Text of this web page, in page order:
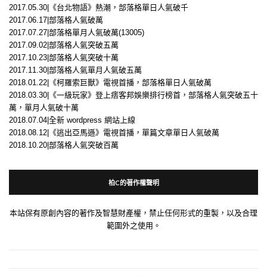
2017.05.30|《台北物語》熱潮，部落格單日人氣破千
2017.06.17|部落格人氣破萬
2017.07.27|部落格單月人氣破萬(13005)
2017.09.02|部落格人氣突破五萬
2017.10.23|部落格人氣突破十萬
2017.11.30|部落格人氣單月人氣破五萬
2018.01.22|《柯羅索巨獸》電視首播，部落格單日人氣破萬
2018.03.30|《一級玩家》登上痞客邦娛樂排行榜首，部落格人氣突破五十
萬，單月人氣破十萬
2018.07.04|全新 wordpress 網站上線
2018.08.12|《逃出亞馬遜》電視首播，單篇文章單日人氣破萬
2018.10.20|部落格人氣突破百萬
柏C的著作權聲明
本站保有原創內容的著作及智慧財產權，禁止任何形式的重製，以及合理
範圍外之使用。